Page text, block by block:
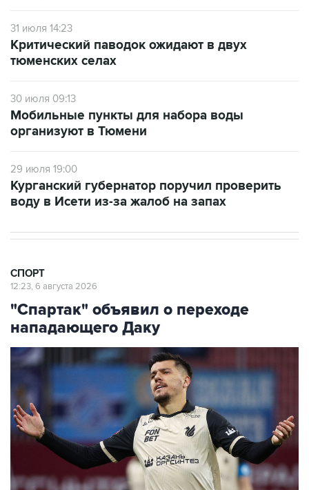
31 июля 14:23
Критический паводок ожидают в двух
тюменских селах
30 июля 09:13
Мобильные пункты для набора воды
организуют в Тюмени
29 июля 19:00
Курганский губернатор поручил проверить
воду в Исети из-за жалоб на запах
СПОРТ
12:23, 6 августа 2026
"Спартак" объявил о переходе
нападающего Даку